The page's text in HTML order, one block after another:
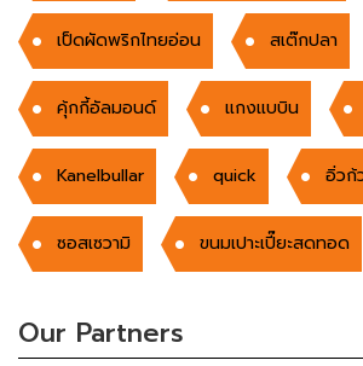
เป็ดผัดพริกไทยอ่อน สเต๊กปลา
คุ้กกี้อัลมอนด์ แกงแบบิน
Kanelbullar quick อิ่วก้
ซอสเซวามิ ขนมเปาะเปี๊ยะสดทอด
Our Partners